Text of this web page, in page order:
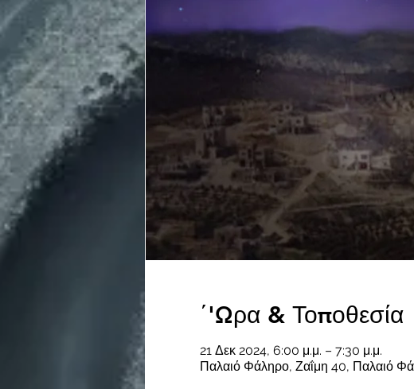
΄'Ωρα & Τοποθεσία
21 Δεκ 2024, 6:00 μ.μ. – 7:30 μ.μ.
Παλαιό Φάληρο, Ζαΐμη 40, Παλαιό